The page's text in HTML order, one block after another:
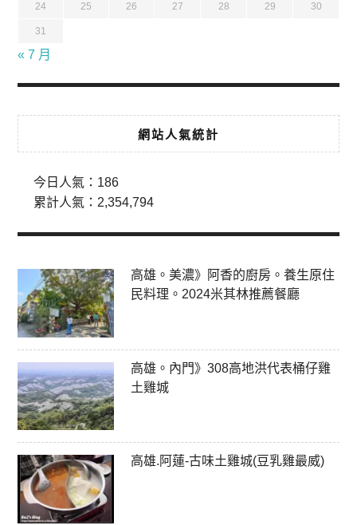
24 25 26 27 28 29 30
31
« 7 月
網站人氣統計
今日人氣： 186
累計人氣： 2,354,794
高雄。美濃》阿香的廚房。養生原住
民料理。2024米其林推薦餐廳
高雄。內門》308高地洪代表桶仔雞
土雞城
高雄.阿蓮-古味土雞城(豆乳雞最威)